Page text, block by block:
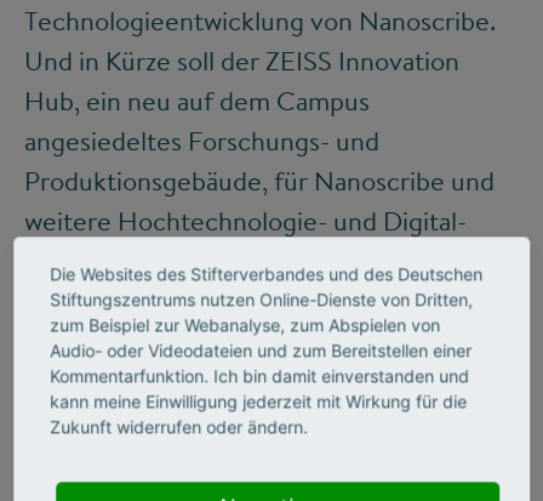
Technologieentwicklung von Nanoscribe.
Und in Kürze soll der ZEISS Innovation
Hub, ein neu auf dem Campus
angesiedeltes Forschungs- und
Produktionsgebäude, für Nanoscribe und
weitere Hochtechnologie- und Digital-
Start-ups zum Knotenpunkt für neue Ideen
werden.
„„Unternehmerisches
Die Websites des Stifterverbandes und des Deutschen
Stiftungszentrums nutzen Online-Dienste von Dritten,
zum Beispiel zur Webanalyse, zum Abspielen von
Audio- oder Videodateien und zum Bereitstellen einer
Kommentarfunktion. Ich bin damit einverstanden und
kann meine Einwilligung jederzeit mit Wirkung für die
Zukunft widerrufen oder ändern.